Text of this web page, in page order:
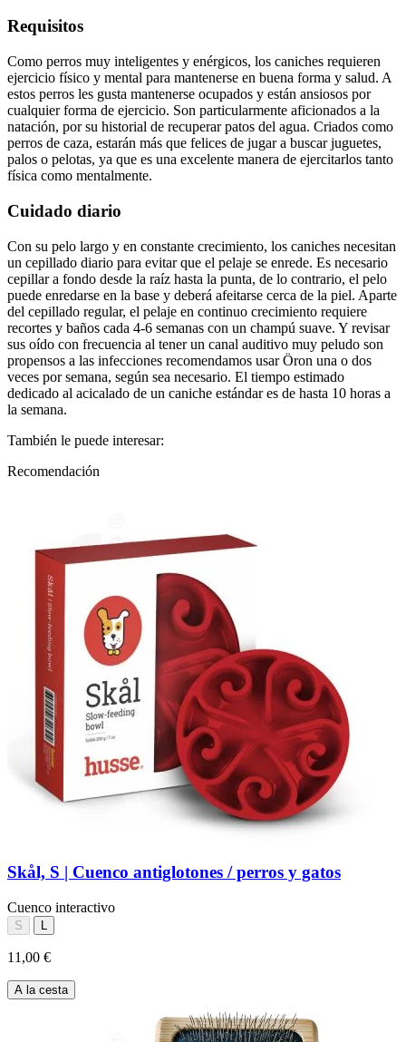
Requisitos
Como perros muy inteligentes y enérgicos, los caniches requieren
ejercicio físico y mental para mantenerse en buena forma y salud. A
estos perros les gusta mantenerse ocupados y están ansiosos por
cualquier forma de ejercicio. Son particularmente aficionados a la
natación, por su historial de recuperar patos del agua. Criados como
perros de caza, estarán más que felices de jugar a buscar juguetes,
palos o pelotas, ya que es una excelente manera de ejercitarlos tanto
física como mentalmente.
Cuidado diario
Con su pelo largo y en constante crecimiento, los caniches necesitan
un cepillado diario para evitar que el pelaje se enrede. Es necesario
cepillar a fondo desde la raíz hasta la punta, de lo contrario, el pelo
puede enredarse en la base y deberá afeitarse cerca de la piel. Aparte
del cepillado regular, el pelaje en continuo crecimiento requiere
recortes y baños cada 4-6 semanas con un champú suave. Y revisar
sus oído con frecuencia al tener un canal auditivo muy peludo son
propensos a las infecciones recomendamos usar Öron una o dos
veces por semana, según sea necesario. El tiempo estimado
dedicado al acicalado de un caniche estándar es de hasta 10 horas a
la semana.
También le puede interesar:
Recomendación
Skål, S | Cuenco antiglotones / perros y gatos
Cuenco interactivo
S
11,00 €
A la cesta